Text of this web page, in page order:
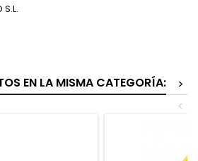
S.L.
EN LA MISMA CATEGORÍA:
>
<